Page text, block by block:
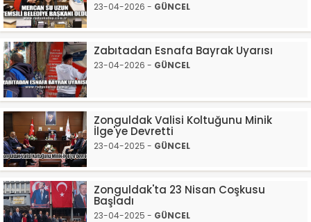
23-04-2026 - GÜNCEL
Zabıtadan Esnafa Bayrak Uyarısı
23-04-2026 - GÜNCEL
Zonguldak Valisi Koltuğunu Minik
İlge'ye Devretti
23-04-2025 - GÜNCEL
Zonguldak'ta 23 Nisan Coşkusu
Başladı
23-04-2025 - GÜNCEL